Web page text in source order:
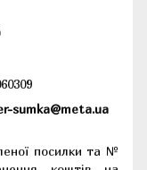
sumka@meta.ua
посилки та №